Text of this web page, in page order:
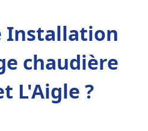
Installation
chaudière
L'Aigle ?